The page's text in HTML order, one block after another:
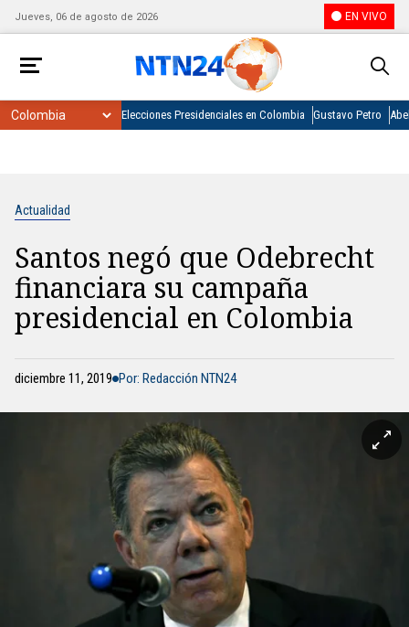
Jueves, 06 de agosto de 2026 EN VIVO
Elecciones Presidenciales en Colombia Gustavo Petro
Actualidad
Santos negó que Odebrecht
financiara su campaña
presidencial en Colombia
diciembre 11, 2019 Por: Redacción NTN24